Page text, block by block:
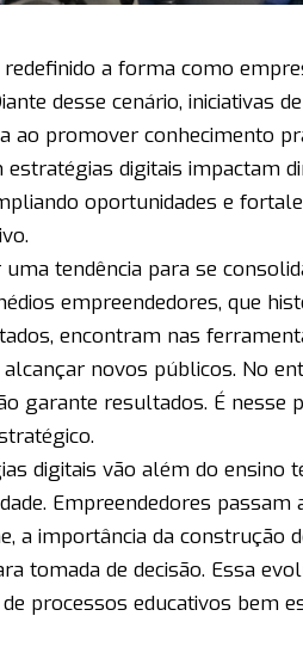
a forma como
desse cenário, iniciativas
ao promover conhecimento
digitais impactam
oportunidades e
tendência para se
empreendedores, que
encontram nas
novos públicos. No
garante resultados. É nesse
digitais vão além do ensino
Empreendedores passam
a importância da construção
tomada de decisão. Essa
processos educativos bem